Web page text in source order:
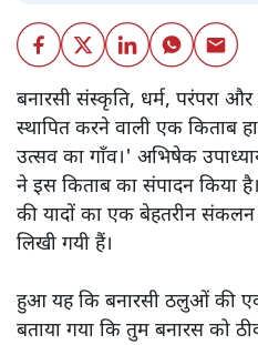
बनारसी संस्कृति, धर्म, परंपरा
स्थापित करने वाली एक किताब
उत्सव का गाँव।' अभिषेक
ने इस किताब का संपादन किया
की यादों का एक बेहतरीन संकलन
लिखी गयी हैं।
हुआ यह कि बनारसी ठलुओं की
बताया गया कि तुम बनारस को